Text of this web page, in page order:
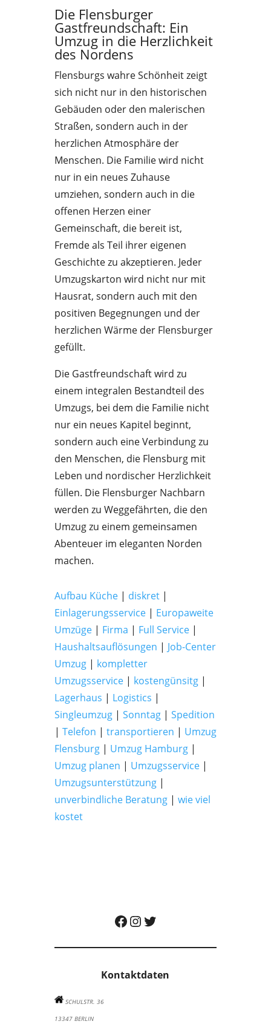
Die Flensburger
Gastfreundschaft: Ein
Umzug in die Herzlichkeit
des Nordens
Flensburgs wahre Schönheit zeigt
sich nicht nur in den historischen
Gebäuden oder den malerischen
Straßen, sondern auch in der
herzlichen Atmosphäre der
Menschen. Die Familie wird nicht
nur in ein neues Zuhause
umziehen, sondern auch in die
offenen Herzen einer
Gemeinschaft, die bereit ist,
Fremde als Teil ihrer eigenen
Geschichte zu akzeptieren. Jeder
Umzugskarton wird nicht nur mit
Hausrat, sondern auch mit den
positiven Begegnungen und der
herzlichen Wärme der Flensburger
gefüllt.
Die Gastfreundschaft wird zu
einem integralen Bestandteil des
Umzugs, bei dem die Familie nicht
nur ein neues Kapitel beginnt,
sondern auch eine Verbindung zu
den Menschen, die Flensburg mit
Leben und nordischer Herzlichkeit
füllen. Die Flensburger Nachbarn
werden zu Weggefährten, die den
Umzug zu einem gemeinsamen
Abenteuer im eleganten Norden
machen.
Aufbau Küche| diskret|
Einlagerungsservice| Europaweite
Umzüge| Firma | Full Service|
Haushaltsauflösungen | Job-Center
Umzug| kompletter
Umzugsservice| kostengünsitg|
Lagerhaus | Logistics |
Singleumzug| Sonntag| Spedition
| Telefon | transportieren | Umzug
Flensburg| Umzug Hamburg|
Umzug planen | Umzugsservice|
Umzugsunterstützung|
unverbindliche Beratung| wie viel
kostet
Albatros Umzugsunternehmen auf Facebook besuchen
Albatros Umzugsunternehmen auf Instagram besuchen
Albatros Umzugsunternehmen auf Twitter besuchen
Kontaktdaten
SCHULSTR. 36
13347 BERLIN